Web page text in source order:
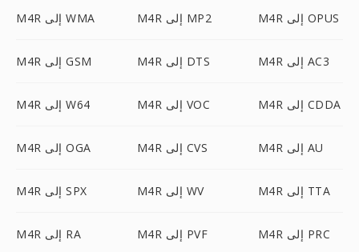
M4R إلى WMA M4R إلى MP2 M4R إلى OPUS
M4R إلى GSM M4R إلى DTS M4R إلى AC3
M4R إلى W64 M4R إلى VOC M4R إلى CDDA
M4R إلى OGA M4R إلى CVS M4R إلى AU
M4R إلى SPX M4R إلى WV M4R إلى TTA
M4R إلى RA M4R إلى PVF M4R إلى PRC